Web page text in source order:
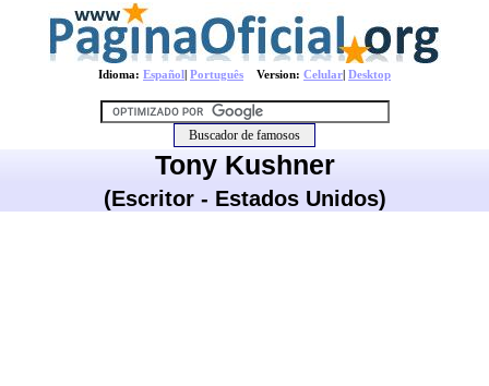
Idioma: Español| Português Version: Celular| Desktop
Tony Kushner
(Escritor - Estados Unidos)